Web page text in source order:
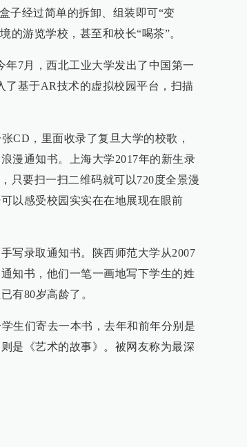
子经过简单的拆卸、组装即可“变
的游览学校，甚至和校长“喝茶”。
7月，西北工业大学发出了中国第一
基于AR技术的虚拟校园平台，扫描
CD，里面收录了复旦大学的校歌，
漫通知书。上海大学2017年的新生录
只要扫一扫二维码就可以720度全景漫
以感受校园实实在在地展现在眼前
写录取通知书。陕西师范大学从2007
知书，他们一笔一画地写下学生的姓
有80岁高龄了。
生们寄去一本书，去年和前年分别是
是《艺术的故事》。被网友称为最深